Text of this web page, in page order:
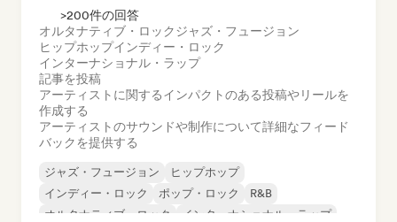
>200件の回答
オルタナティブ・ロックジャズ・フュージョン
ヒップホップインディー・ロック
インターナショナル・ラップ
記事を投稿
アーティストに関するインパクトのある投稿やリールを
作成する
アーティストのサウンドや制作について詳細なフィード
バックを提供する
ジャズ・フュージョン
ヒップホップ
インディー・ロック
ポップ・ロック
R&B
オルタナティブ・ロック
インターナショナル・ラップ